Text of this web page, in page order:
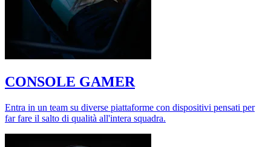
CONSOLE GAMER
Entra in un team su diverse piattaforme con dispositivi pensati per
far fare il salto di qualità all'intera squadra.